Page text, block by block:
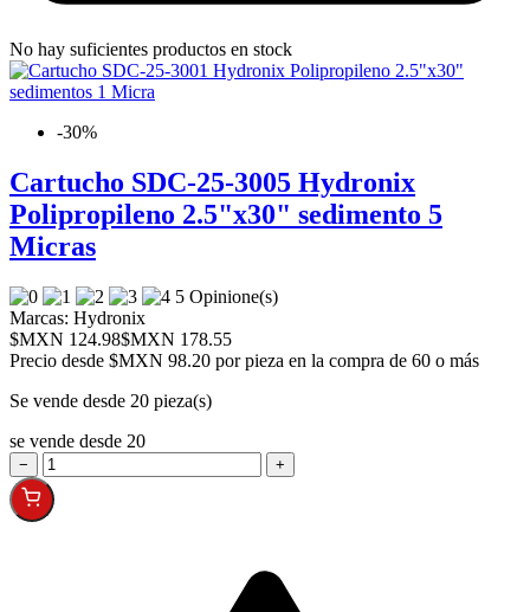
No hay suficientes productos en stock
-30%
Cartucho SDC-25-3005 Hydronix
Polipropileno 2.5"x30" sedimento 5
Micras
5 Opinione(s)
Marcas: Hydronix
$MXN 124.98$MXN 178.55
Precio desde $MXN 98.20 por pieza en la compra de 60 o más
Se vende desde 20 pieza(s)
se vende desde 20
− +